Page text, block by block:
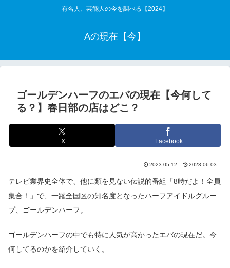
有名人、芸能人の今を調べる【2024】
Aの現在【今】
ゴールデンハーフのエバの現在【今何して
る？】春日部の店はどこ？
X Facebook
2023.05.12 2023.06.03
テレビ業界史全体で、他に類を見ない伝説的番組「8時だよ！全員
集合！」で、一躍全国区の知名度となったハーフアイドルグルー
プ、ゴールデンハーフ。
ゴールデンハーフの中でも特に人気が高かったエバの現在だ。今
何してるのかを紹介していく。